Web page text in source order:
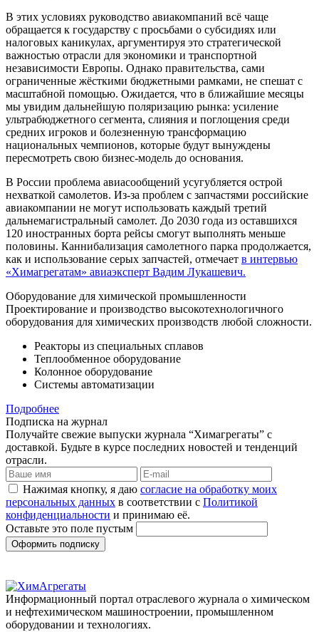
В этих условиях руководство авиакомпаний всё чаще
обращается к государству с просьбами о субсидиях или
налоговых каникулах, аргументируя это стратегической
важностью отрасли для экономики и транспортной
независимости Европы. Однако правительства, сами
ограниченные жёсткими бюджетными рамками, не спешат с
масштабной помощью. Ожидается, что в ближайшие месяцы
мы увидим дальнейшую поляризацию рынка: усиление
ультрабюджетного сегмента, слияния и поглощения среди
средних игроков и болезненную трансформацию
национальных чемпионов, которые будут вынуждены
пересмотреть свою бизнес-модель до основания.
В России проблема авиасообщений усугубляется острой
нехваткой самолетов. Из-за проблем с запчастями российские
авиакомпании не могут использовать каждый третий
дальнемагистральный самолет. До 2030 года из оставшихся
120 иностранных борта рейсы смогут выполнять меньше
половины. Каннибализация самолетного парка продолжается,
как и использование серых запчастей, отмечает в интервью
«Химагрегатам» авиаэксперт Вадим Лукашевич.
Оборудование для химической промышленности
Проектирование и производство высокотехнологичного
оборудования для химических производств любой сложности.
Реакторы из специальных сплавов
Теплообменное оборудование
Колонное оборудование
Системы автоматизации
Подробнее
Подписка на журнал
Получайте свежие выпуски журнала “Химагрегаты” с
доставкой. Будьте в курсе последних новостей и тенденций
отрасли.
Нажимая кнопку, я даю согласие на обработку моих
персональных данных в соответствии с Политикой
конфиденциальности и принимаю её.
Оставьте это поле пустым
Оформить подписку
Информационный портал отраслевого журнала о химическом
и нефтехимическом машиностроении, промышленном
оборудовании и технологиях.